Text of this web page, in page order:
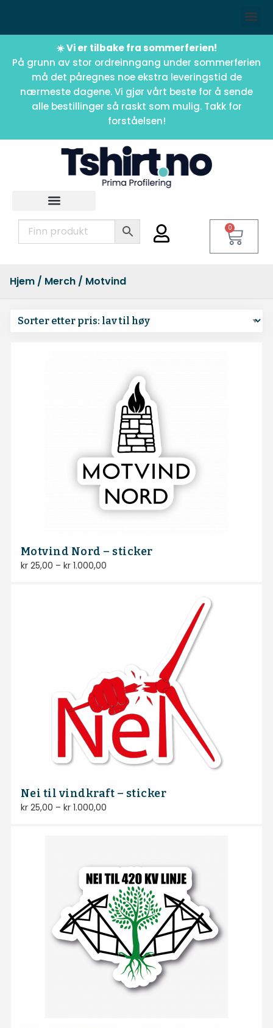
☀️ Vi er tilbake fra sommerferien!
På grunn av stor ordreinngang under sommerferien
må det påregnes noe ekstra leveringstid de
nærmeste dagene. Vi gjør vårt beste for å sende
alle bestillinger så raskt som mulig. Takk for
forståelsen!
0
Hjem / Merch / Motvind Nord
Motvind Nord – sticker
kr25,00 – kr1.000,00
Nei til vindkraft – sticker
kr25,00 – kr1.000,00